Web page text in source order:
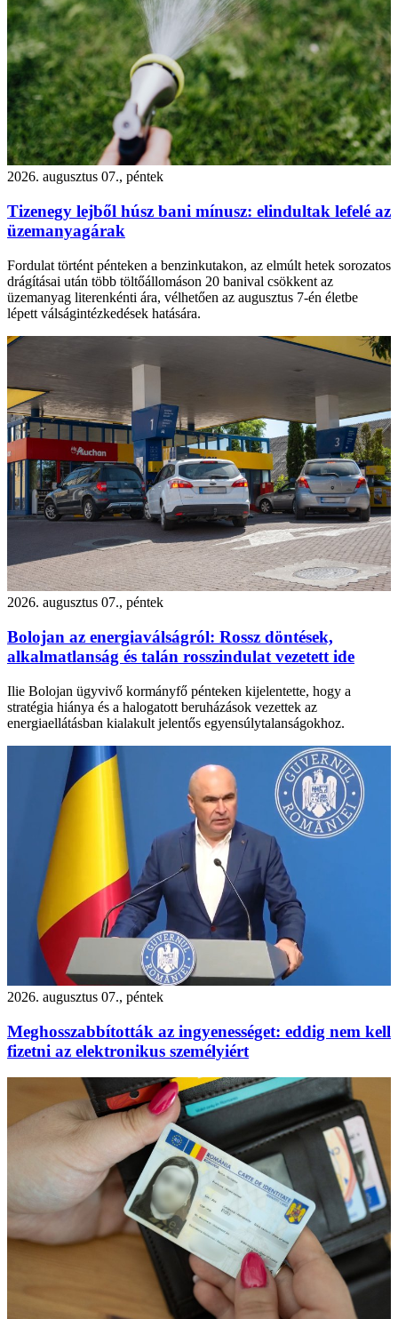
2026. augusztus 07., péntek
Tizenegy lejből húsz bani mínusz: elindultak lefelé az
üzemanyagárak
Fordulat történt pénteken a benzinkutakon, az elmúlt hetek sorozatos
drágításai után több töltőállomáson 20 banival csökkent az
üzemanyag literenkénti ára, vélhetően az augusztus 7-én életbe
lépett válságintézkedések hatására.
2026. augusztus 07., péntek
Bolojan az energiaválságról: Rossz döntések,
alkalmatlanság és talán rosszindulat vezetett ide
Ilie Bolojan ügyvivő kormányfő pénteken kijelentette, hogy a
stratégia hiánya és a halogatott beruházások vezettek az
energiaellátásban kialakult jelentős egyensúlytalanságokhoz.
2026. augusztus 07., péntek
Meghosszabbították az ingyenességet: eddig nem kell
fizetni az elektronikus személyiért